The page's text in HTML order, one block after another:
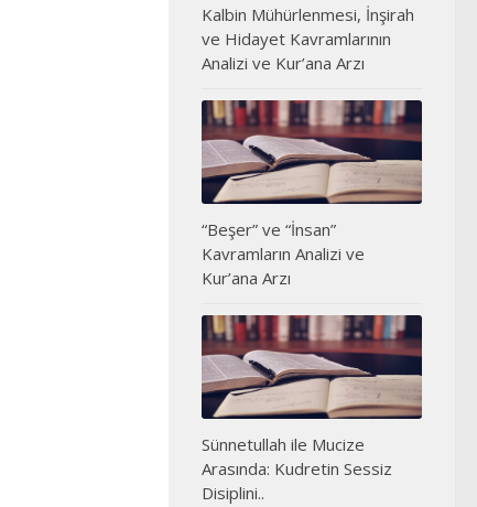
Kalbin Mühürlenmesi, İnşirah
ve Hidayet Kavramlarının
Analizi ve Kur’ana Arzı
“Beşer” ve “İnsan”
Kavramların Analizi ve
Kur’ana Arzı
Sünnetullah ile Mucize
Arasında: Kudretin Sessiz
Disiplini..